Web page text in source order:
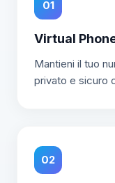
01
Virtual
Mantieni il tuo
privato e sicuro
02